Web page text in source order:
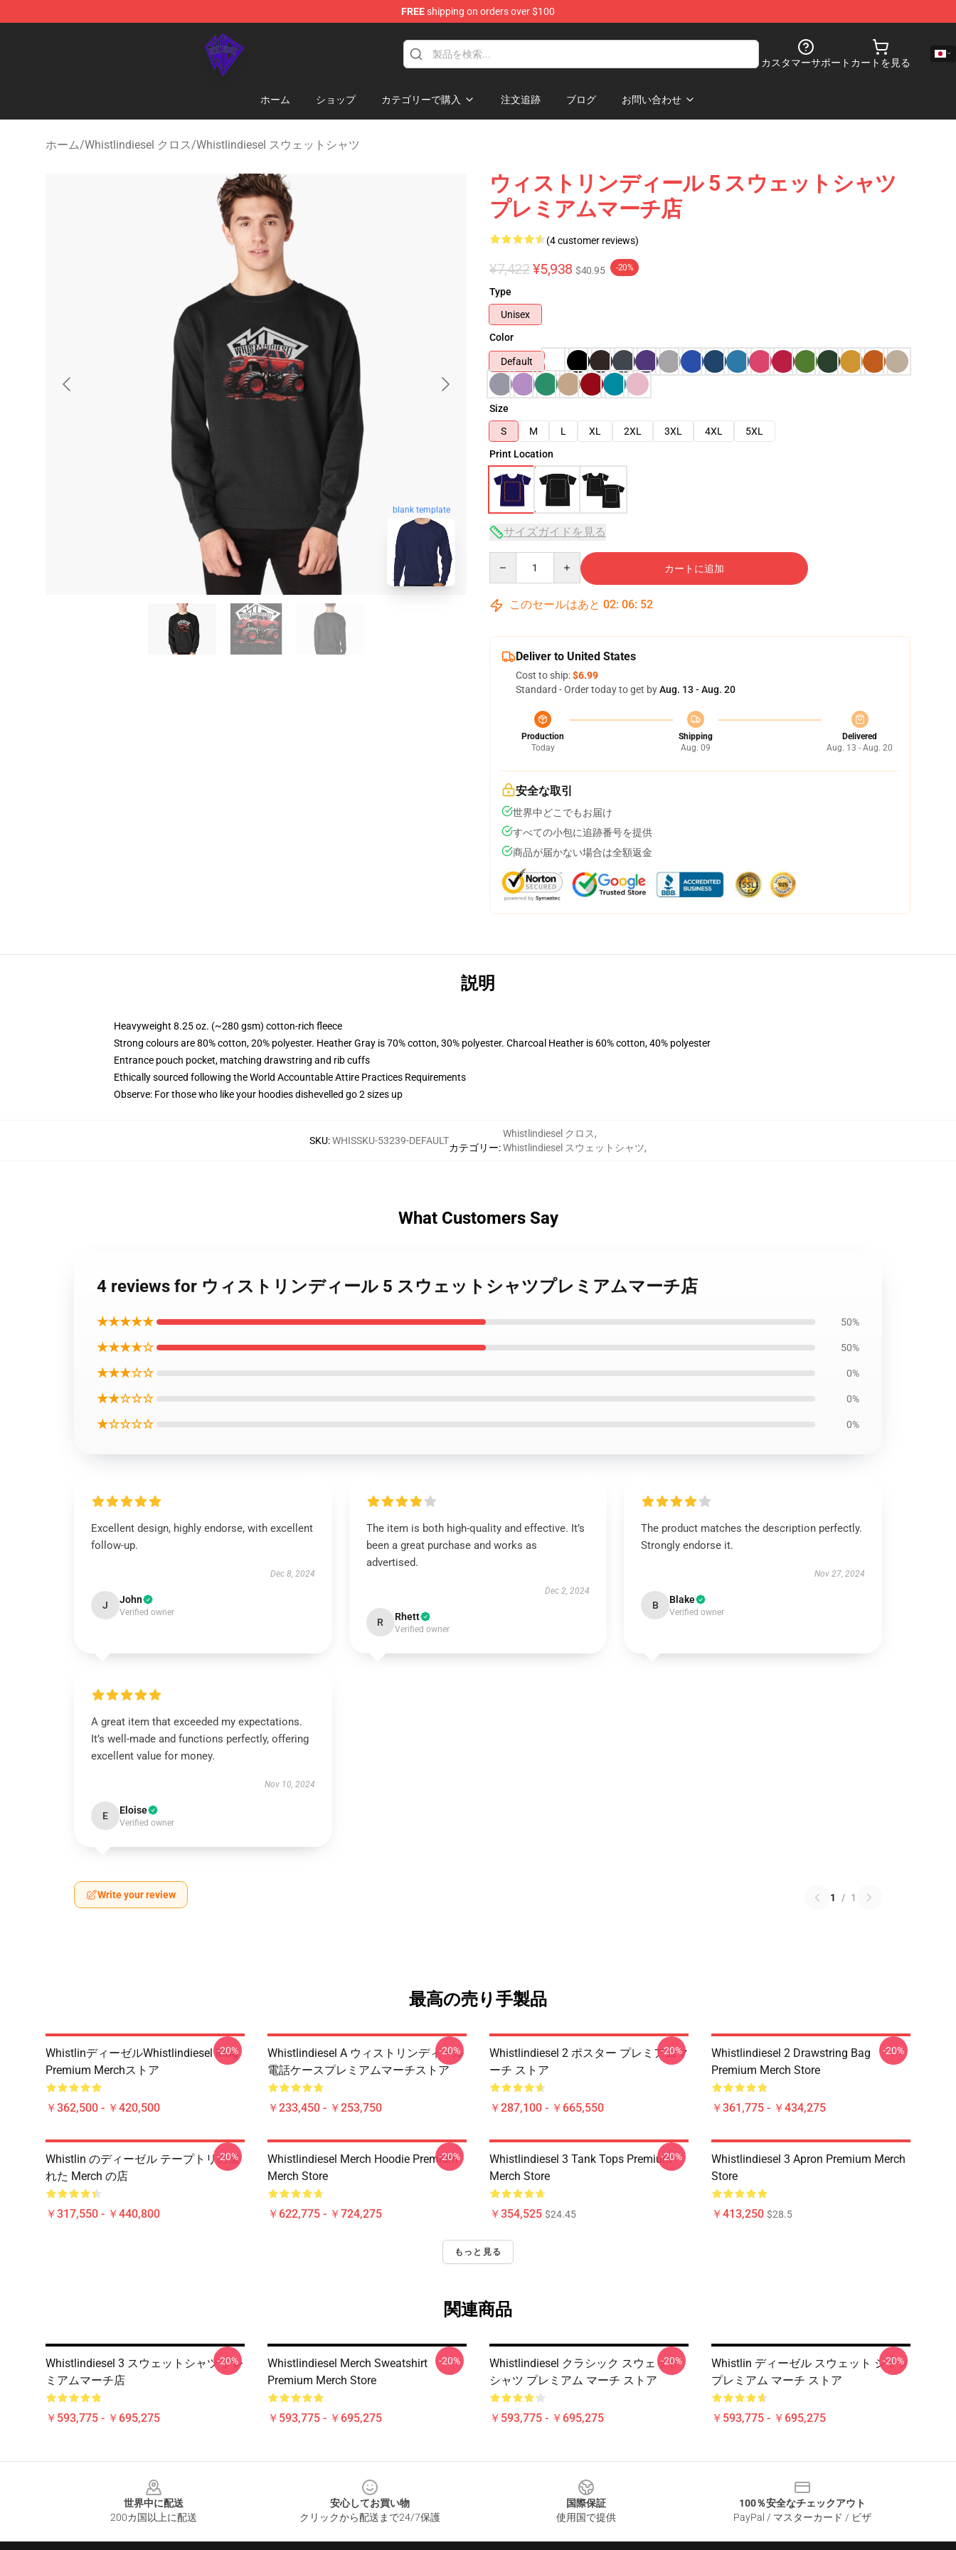
FREEshipping on orders over $100
WhistlinDiesel Shop - Official WhistlinDiesel Merchandise Store
カスタマーサポート カートを見る
ホーム ショップ カテゴリーで購入 注文追跡 ブログ お問い合わせ
ホーム/Whistlindiesel クロス/Whistlindiesel スウェットシャツ
blank template
ウィストリンディール 5 スウェットシャツ
プレミアムマーチ店
(4 customer reviews)
¥7,422 ¥5,938 $40.95 -20%
Type
Unisex
Color
Default
Size
S
M L XL 2XL 3XL 4XL
5XL
Print Location
サイズガイドを見る
カートに追加
このセールはあと 02: 06: 51
Deliver to United States
Cost to ship:$6.99
Standard - Order today to get byAug. 13 - Aug. 20
Production
Today
Shipping
Aug. 09
Delivered
Aug. 13 - Aug. 20
安全な取引
世界中どこでもお届け
すべての小包に追跡番号を提供
商品が届かない場合は全額返金
説明
Heavyweight 8.25 oz. (~280 gsm) cotton-rich fleece
Strong colours are 80% cotton, 20% polyester. Heather Gray is 70% cotton, 30% polyester. Charcoal Heather is 60% cotton, 40% polyester
Entrance pouch pocket, matching drawstring and rib cuffs
Ethically sourced following the World Accountable Attire Practices Requirements
Observe: For those who like your hoodies dishevelled go 2 sizes up
SKU:WHISSKU-53239-DEFAULT
カテゴリー:
Whistlindiesel クロス,
Whistlindiesel スウェットシャツ,
What Customers Say
4 reviews for ウィストリンディール 5 スウェットシャツプレミアムマーチ店
★★★★★ 50%
★★★★☆ 50%
★★★☆☆ 0%
★★☆☆☆ 0%
★☆☆☆☆ 0%
Excellent design, highly endorse, with excellent
follow-up.
Dec 8, 2024
J John
Verified owner
The item is both high-quality and effective. It’s
been a great purchase and works as
advertised.
Dec 2, 2024
R Rhett
Verified owner
The product matches the description perfectly.
Strongly endorse it.
Nov 27, 2024
B Blake
Verified owner
A great item that exceeded my expectations.
It’s well-made and functions perfectly, offering
excellent value for money.
Nov 10, 2024
E Eloise
Verified owner
Write your review 1 / 1
最高の売り手製品
WhistlinディーゼルWhistlindiesel Mug
Premium Merchストア
￥362,500 - ￥420,500
-20%
Whistlindiesel A ウィストリンディール
電話ケースプレミアムマーチストア
￥233,450 - ￥253,750
-20%
Whistlindiesel 2 ポスター プレミアムマ
ーチ ストア
￥287,100 - ￥665,550
-20%
Whistlindiesel 2 Drawstring Bag
Premium Merch Store
￥361,775 - ￥434,275
-20%
Whistlin のディーゼル テープトリの優
れた Merch の店
￥317,550 - ￥440,800
-20%
Whistlindiesel Merch Hoodie Premium
Merch Store
￥622,775 - ￥724,275
-20%
Whistlindiesel 3 Tank Tops Premium
Merch Store
￥354,525 $24.45
-20%
Whistlindiesel 3 Apron Premium Merch
Store
￥413,250 $28.5
もっと見る
関連商品
Whistlindiesel 3 スウェットシャツ プレ
ミアムマーチ店
￥593,775 - ￥695,275
-20%
Whistlindiesel Merch Sweatshirt
Premium Merch Store
￥593,775 - ￥695,275
-20%
Whistlindiesel クラシック スウェット
シャツ プレミアム マーチ ストア
￥593,775 - ￥695,275
-20%
Whistlin ディーゼル スウェット シャツ
プレミアム マーチ ストア
￥593,775 - ￥695,275
-20%
世界中に配送
200カ国以上に配送
安心してお買い物
クリックから配送まで24/7保護
国際保証
使用国で提供
100％安全なチェックアウト
PayPal / マスターカード / ビザ